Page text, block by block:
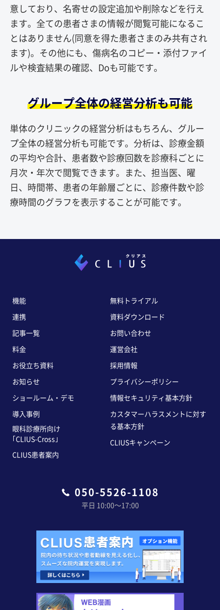
意しており、名寄せの設定追加や削除などを行え
ます。全ての患者さまの情報が閲覧可能になるこ
とはありません(同意を得た患者さまのみ共有され
ます)。その他にも、傷病名のコピー・添付ファイ
ルや検査結果の確認、Doも可能です。
グループ全体の経営分析も可能
単体のクリニックの経営分析はもちろん、グルー
プ全体の経営分析も可能です。分析は、診療金額
の平均や合計、患者数や診療回数を診療科ごとに
月次・年次で閲覧できます。また、担当医、曜
日、時間帯、患者の年齢層ごとに、診療件数や診
療時間のグラフを表示することが可能です。
050-5526-1108
平日 10:00〜17:00
機能
連携
記事一覧
料金
お役立ち資料
お知らせ
ショールーム・デモ
導入事例
眼科診療所向け
｢CLIUS-Cross｣
CLIUS患者案内
無料トライアル
資料ダウンロード
お問い合わせ
運営会社
採用情報
プライバシーポリシー
情報セキュリティ基本方針
カスタマーハラスメントに対す
る基本方針
CLIUSキャンペーン